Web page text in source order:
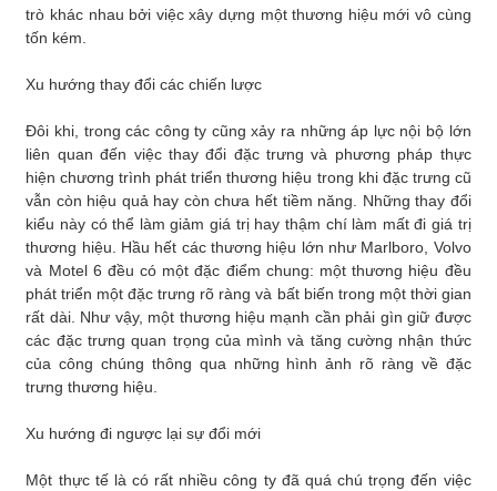
trò khác nhau bởi việc xây dựng một thương hiệu mới vô cùng
tốn kém.
Xu hướng thay đổi các chiến lược
Đôi khi, trong các công ty cũng xảy ra những áp lực nội bộ lớn
liên quan đến việc thay đổi đặc trưng và phương pháp thực
hiện chương trình phát triển thương hiệu trong khi đặc trưng cũ
vẫn còn hiệu quả hay còn chưa hết tiềm năng. Những thay đổi
kiểu này có thể làm giảm giá trị hay thậm chí làm mất đi giá trị
thương hiệu. Hầu hết các thương hiệu lớn như Marlboro, Volvo
và Motel 6 đều có một đặc điểm chung: một thương hiệu đều
phát triển một đặc trưng rõ ràng và bất biến trong một thời gian
rất dài. Như vậy, một thương hiệu mạnh cần phải gìn giữ được
các đặc trưng quan trọng của mình và tăng cường nhận thức
của công chúng thông qua những hình ảnh rõ ràng về đặc
trưng thương hiệu.
Xu hướng đi ngược lại sự đổi mới
Một thực tế là có rất nhiều công ty đã quá chú trọng đến việc